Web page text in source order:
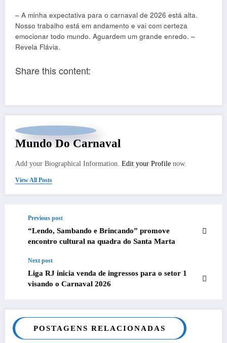
– A minha expectativa para o carnaval de 2026 está alta.
Nosso trabalho está em andamento e vai com certeza
emocionar todo mundo. Aguardem um grande enredo. –
Revela Flávia.
Share this content:
Mundo Do Carnaval
Add your Biographical Information. Edit your Profile now.
View All Posts
Previous post
“Lendo, Sambando e Brincando” promove
encontro cultural na quadra do Santa Marta
Next post
Liga RJ inicia venda de ingressos para o setor 1
visando o Carnaval 2026
POSTAGENS RELACIONADAS